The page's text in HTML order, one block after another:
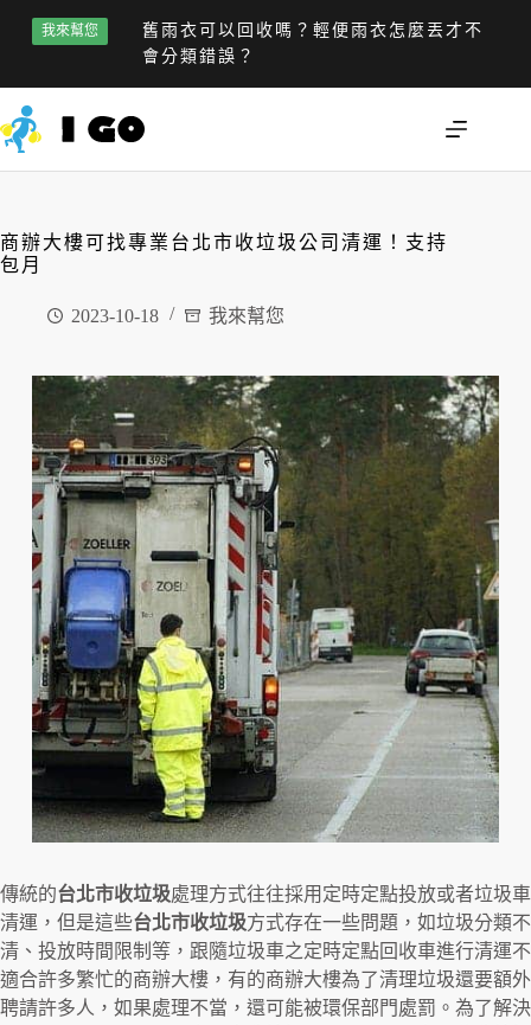
我來幫您
舊雨衣可以回收嗎？輕便雨衣怎麼丟才不
會分類錯誤？
商辦大樓可找專業台北市收垃圾公司清運！支持
包月
2023-10-18 我來幫您
傳統的台北市收垃圾處理方式往往採用定時定點投放或者垃圾車
清運，但是這些台北市收垃圾方式存在一些問題，如垃圾分類不
清、投放時間限制等，跟隨垃圾車之定時定點回收車進行清運不
適合許多繁忙的商辦大樓，有的商辦大樓為了清理垃圾還要額外
聘請許多人，如果處理不當，還可能被環保部門處罰。為了解決